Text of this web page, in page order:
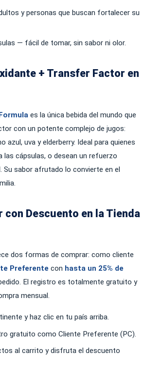
y personas que buscan fortalecer su
— fácil de tomar, sin sabor ni olor.
+ Transfer Factor en
es la única bebida del mundo que
con un potente complejo de jugos:
azul, uva y elderberry. Ideal para quienes
las cápsulas, o desean un refuerzo
Su sabor afrutado lo convierte en el
con Descuento en la Tienda
dos formas de comprar: como cliente
Preferente con hasta un 25% de
El registro es totalmente gratuito y
mensual.
y haz clic en tu país arriba.
gratuito como Cliente Preferente (PC).
al carrito y disfruta el descuento